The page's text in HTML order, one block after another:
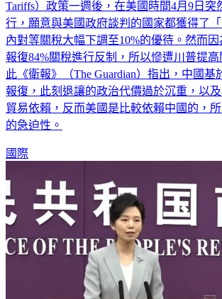
Tariffs）政策一週後，在美國時間4月9日突
行，願意與美國政府談判的國家都獲得了
內對等關稅大幅下調至10%的優待。然而
報復84%關稅進行反制，所以慘遭川普提高
此《衛報》（The Guardian）指出，中國基
報復，此刻退讓的政治代價過於沉重，以
貿易依賴，反而美國是比較依賴中國的，
的急迫性。
國際